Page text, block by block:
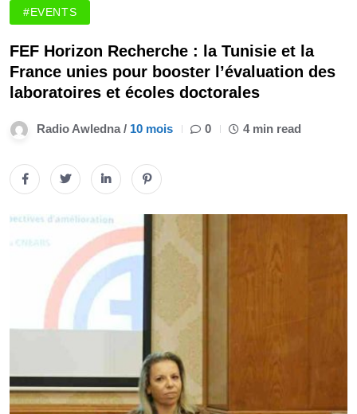
#EVENTS
FEF Horizon Recherche : la Tunisie et la
France unies pour booster l’évaluation des
laboratoires et écoles doctorales
Radio Awledna / 10 mois 0 4 min read